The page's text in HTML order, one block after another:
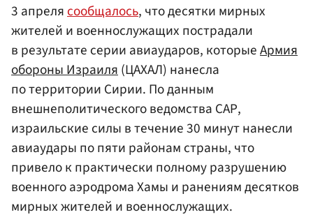
3 апрелясообщалось, что десятки мирных
жителей и военнослужащих пострадали
в результате серии авиаударов, которыеАрмия
обороныИзраиля(ЦАХАЛ) нанесла
по территории Сирии. По данным
внешнеполитического ведомства САР,
израильские силы в течение 30 минут нанесли
авиаудары по пяти районам страны, что
привело к практически полному разрушению
военного аэродрома Хамы и ранениям десятков
мирных жителей и военнослужащих.